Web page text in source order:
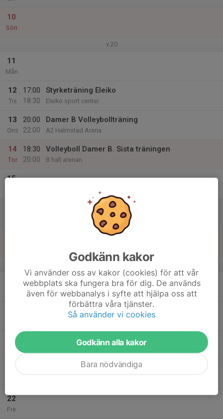
10
Sön
v.20
11
Mån
12
Tis
17:00
18:30
Styrketräning Eleiko
Eleiko sport center
13
Ons
20:00
22:00
Damer B Volleybollträning
A2 Halmstad Arena
14
Tor
18:30
20:00
Volleyboll Damer B. Sista träningen
B hall arenan
15
Styrketräning Eleiko
20
Ons
22
Fre
Godkänn kakor
Vi använder oss av kakor (cookies) för att vår
webbplats ska fungera bra för dig. De används
även för webbanalys i syfte att hjälpa oss att
förbättra våra tjänster.
Så använder vi cookies
Godkänn alla kakor
Bara nödvändiga